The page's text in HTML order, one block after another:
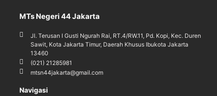
MTs Negeri 44 Jakarta
Jl. Terusan I Gusti Ngurah Rai, RT.4/RW.11, Pd. Kopi, Kec. Duren
Sawit, Kota Jakarta Timur, Daerah Khusus Ibukota Jakarta
13460
(021) 21285981
mtsn44jakarta@gmail.com
Navigasi